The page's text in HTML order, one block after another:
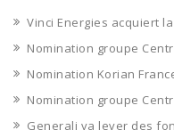
Vinci Energies acquiert
Nomination groupe
Nomination Korian
Nomination groupe
Generali va lever des